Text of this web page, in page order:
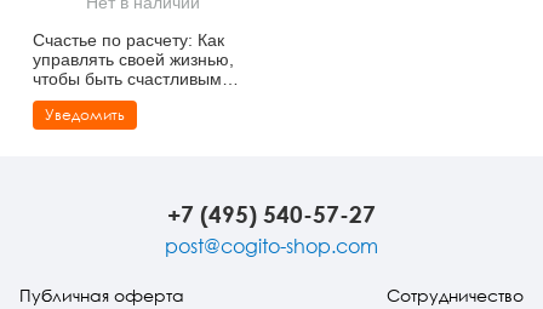
Сказкотерапия
Другие направления психотерапии
Психофизиология
Социальная психология
Учебная литература
Классический и юнгианский психоанализ
Счастье по расчету: Как
управлять своей жизнью,
чтобы быть счастливым
каждый день
Уведомить
+7 (495) 540-57-27
post@cogito-shop.com
Публичная оферта Сотрудничество